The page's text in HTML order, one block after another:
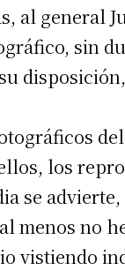
al general
sin
los
se
menos no
vistiendo